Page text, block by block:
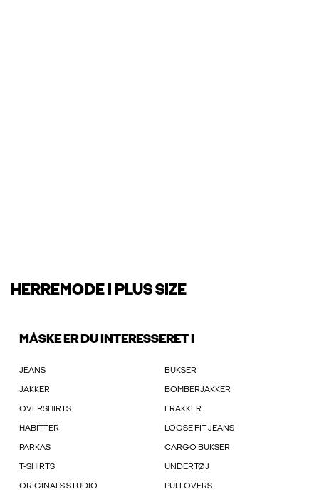
HERREMODE I PLUS SIZE
MÅSKE ER DU INTERESSERET I
JEANS BUKSER
JAKKER BOMBERJAKKER
OVERSHIRTS FRAKKER
HABITTER LOOSE FIT JEANS
PARKAS CARGO BUKSER
T-SHIRTS UNDERTØJ
ORIGINALS STUDIO PULLOVERS